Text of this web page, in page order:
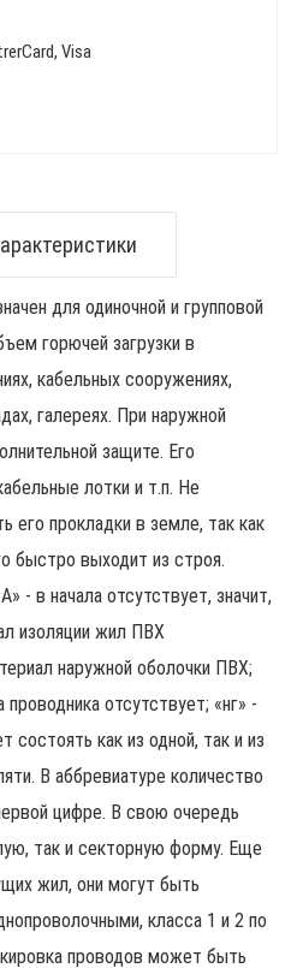
Visa
для одиночной и групповой
горючей загрузки в
кабельных сооружениях,
галереях. При наружной
защите. Его
лотки и т.п. Не
его прокладки в земле, так как
быстро выходит из строя.
- в начала отсутствует, значит,
изоляции жил ПВХ
наружной оболочки ПВХ;
отсутствует; «нг» -
как из одной, так и из
В аббревиатуре количество
цифре. В свою очередь
так и секторную форму. Еще
жил, они могут быть
класса 1 и 2 по
проводов может быть